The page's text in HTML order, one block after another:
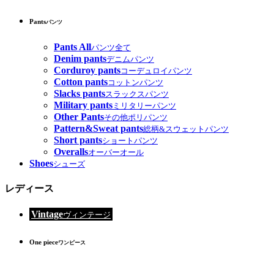
Pantsパンツ
Pants Allパンツ全て
Denim pantsデニムパンツ
Corduroy pantsコーデュロイパンツ
Cotton pantsコットンパンツ
Slacks pantsスラックスパンツ
Military pants ミリタリーパンツ
Other Pantsその他ポリパンツ
Pattern&Sweat pants総柄&スウェットパンツ
Short pantsショートパンツ
Overallsオーバーオール
Shoesシューズ
レディース
Vintageヴィンテージ
One pieceワンピース